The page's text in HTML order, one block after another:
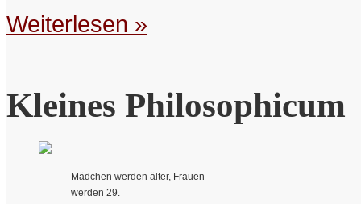
Weiterlesen »
Kleines Philosophicum
Mädchen werden älter, Frauen
werden 29.